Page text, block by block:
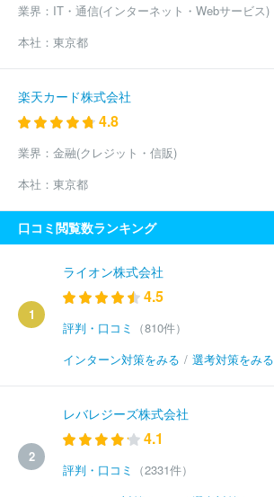
業界： IT・通信(インターネット・Webサービス)
本社： 東京都
楽天カード株式会社
4.8
業界： 金融(クレジット・信販)
本社： 東京都
口コミ閲覧数ランキング
1
ライオン株式会社
4.5
評判・口コミ
（810件）
インターン対策をみる / 選考対策をみる
2
レバレジーズ株式会社
4.1
評判・口コミ
（2331件）